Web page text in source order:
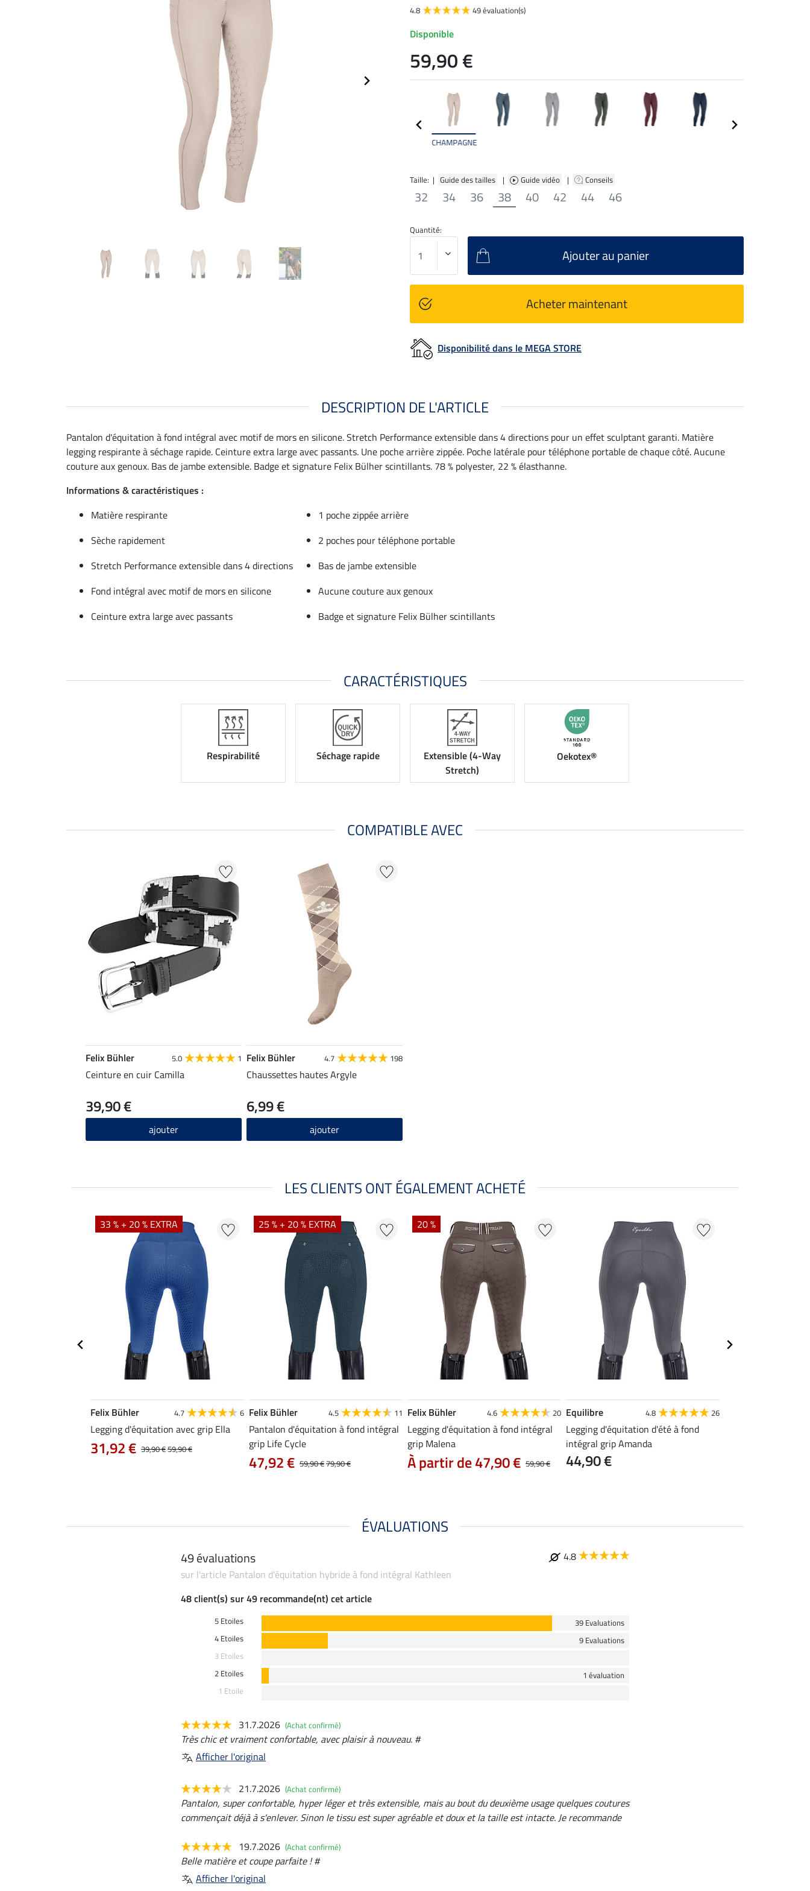
CHAMPAGNE
Taille: | Guide des tailles | Guide vidéo | Conseils
32 34 36 38 40 42 44 46
4.8
49 évaluation(s)
Disponible
59,90 €
Quantité:
Ajouter au panier
Acheter maintenant
Disponibilité dans le MEGA STORE
DESCRIPTION DE L'ARTICLE
Pantalon d'équitation à fond intégral avec motif de mors en silicone. Stretch Performance extensible dans 4 directions pour un effet sculptant garanti. Matière
legging respirante à séchage rapide. Ceinture extra large avec passants. Une poche arrière zippée. Poche latérale pour téléphone portable de chaque côté. Aucune
couture aux genoux. Bas de jambe extensible. Badge et signature Felix Bülher scintillants. 78 % polyester, 22 % élasthanne.
Informations & caractéristiques :
Matière respirante
1 poche zippée arrière
Sèche rapidement
2 poches pour téléphone portable
Stretch Performance extensible dans 4 directions
Bas de jambe extensible
Fond intégral avec motif de mors en silicone
Aucune couture aux genoux
Ceinture extra large avec passants
Badge et signature Felix Bülher scintillants
CARACTÉRISTIQUES
Respirabilité Séchage rapide
Extensible (4-Way
Stretch)
Oekotex®
COMPATIBLE AVEC
Felix Bühler 5.0 1
Ceinture en cuir Camilla
39,90 €
ajouter
Felix Bühler 4.7 198
Chaussettes hautes Argyle
6,99 €
ajouter
LES CLIENTS ONT ÉGALEMENT ACHETÉ
33 % + 20 % EXTRA
Felix Bühler 4.7 6
Legging d'équitation avec grip Ella
39,90 €59,90 €
31,92 €
25 % + 20 % EXTRA
Felix Bühler 4.5 11
Pantalon d'équitation à fond intégral
grip Life Cycle
59,90 €79,90 €
47,92 €
20 %
Felix Bühler 4.6 20
Legging d'équitation à fond intégral
grip Malena
59,90 €
À partir de 47,90 €
Equilibre 4.8 26
Legging d'équitation d'été à fond
intégral grip Amanda
44,90 €
ÉVALUATIONS
49 évaluations
4.8
sur l'article Pantalon d'équitation hybride à fond intégral Kathleen
48 client(s) sur 49 recommande(nt) cet article
5 Etoiles
39 Evaluations
4 Etoiles
9 Evaluations
3 Etoiles
2 Etoiles
1 évaluation
1 Etoile
31.7.2026 (Achat confirmé)
Très chic et vraiment confortable, avec plaisir à nouveau. #
Afficher l'original
21.7.2026 (Achat confirmé)
Pantalon, super confortable, hyper léger et très extensible, mais au bout du deuxième usage quelques coutures
commençait déjà à s'enlever. Sinon le tissu est super agréable et doux et la taille est intacte. Je recommande
19.7.2026 (Achat confirmé)
Belle matière et coupe parfaite ! #
Afficher l'original